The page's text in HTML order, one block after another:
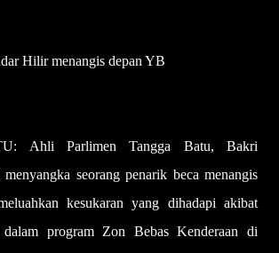
Hilir menangis depan YB
Ahli Parlimen Tangga Batu, Bakri
seorang penarik beca menangis
kesukaran yang dihadapi akibat
dalam program Zon Bebas Kenderaan di